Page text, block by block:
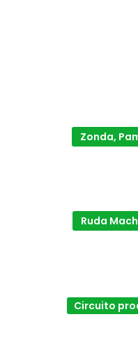
Zonda,
Ruda
Circuito